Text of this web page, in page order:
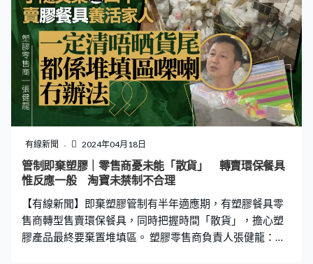
牙膏要用可補充容器或轉用牙膏片。酒店說也希望全力配
合「走塑」，正努力找替代品，但即使根據署方的供應商
列表發現有難度。旺角維景酒店營運總監譚秉仁：「包裝
都需要紙質、膠質不可以，所以物色時也要考慮包裝。變
相增加了難度，樣版來到發現原來是膠袋包裝或以啞色膠
袋也不合規格，也沒理由打開包裝，隨便放鬚刨你也不會
用。」客人如果想由酒店帶溫水外出，除了自行煲水放
涼，酒店考慮用水壺、由餐廳送水上客房予客人裝入自備
的水樽。 酒店業主聯會說希望政府繼續與業界溝通，確保
有足夠選擇，讓業界控制成本。酒店業聯會總幹事徐英
偉：「他們要求完全沒有塑膠，有些供應商包裝的塗層可
都有替代品？也有解決方案，就是向旅客收取費用，最好
有線新聞 2024年04月18日
管制即棄塑膠｜零售商憂未能「散貨」 轉賣環保餐具
惟反應一般 淘寶未禁制不合理
【有線新聞】即棄塑膠管制有半年適應期，有塑膠餐具零
售商轉型售賣環保餐具，同時把握時間「散貨」，擔心塑
膠產品最終要棄置堆填區。 塑膠零售商負責人張健龍：